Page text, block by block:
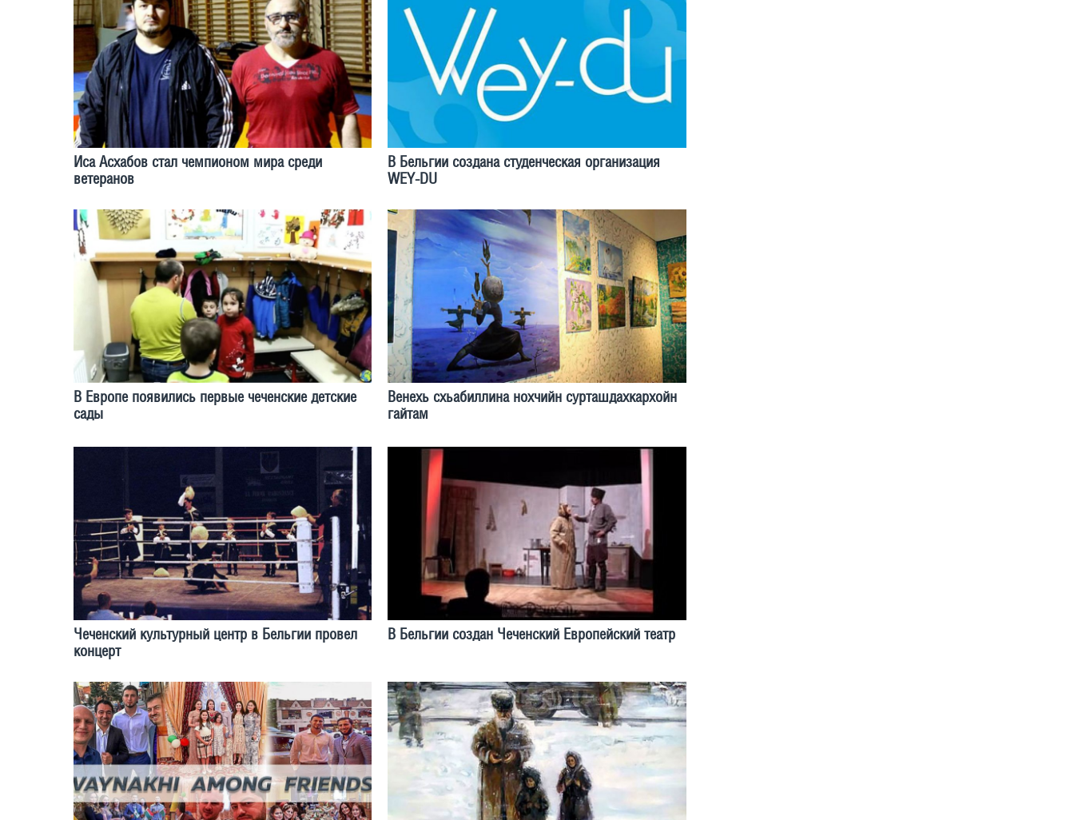
Иса Асхабов стал чемпионом мира среди
ветеранов
В Бельгии создана студенческая организация
WEY-DU
В Европе появились первые чеченские детские
сады
Венехь схьабиллина нохчийн сурташдахкархойн
гайтам
Чеченский культурный центр в Бельгии провел
концерт
В Бельгии создан Чеченский Европейский театр